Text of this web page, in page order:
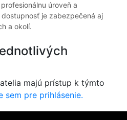
úroveň a
je zabezpečená aj
a okolí.
majú prístup k týmto
sem pre prihlásenie.